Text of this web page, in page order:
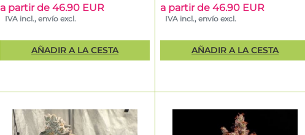
a partir de 46.90 EUR
IVA incl., envío excl.
AÑADIR A LA CESTA
a partir de 46.90 EUR
IVA incl., envío excl.
AÑADIR A LA CESTA